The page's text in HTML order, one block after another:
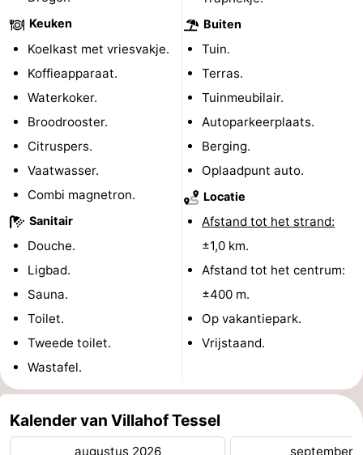
Paardrijden
-
Surfen
Wadlopen
Zeehonden
Eten
en
drinken
Evenementen
Praktisch
Forum
Route
-
Boot
Waddenhoppen
-
Reisboekenwinkel
Keuken
Koelkast met vriesvakje.
Koffieapparaat.
Waterkoker.
Broodrooster.
Citruspers.
Vaatwasser.
Combi magnetron.
Sanitair
Douche.
Ligbad.
Sauna.
Toilet.
Tweede toilet.
Wastafel.
Buiten
Tuin.
Terras.
Tuinmeubilair.
Autoparkeerplaats.
Berging.
Oplaadpunt auto.
Locatie
Afstand tot het strand:
±1,0 km.
Afstand tot het centrum:
±400 m.
Op vakantiepark.
Vrijstaand.
Kalender van Villahof Tessel
augustus 2026 september